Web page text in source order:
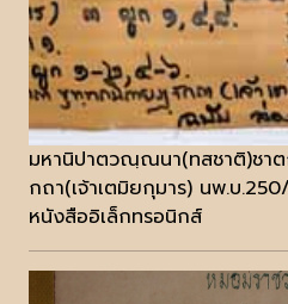
มหานิปาตวณฺณนา(ทสชาติ)ชา
กถา(เจ้าเตมิยกุมาร) นพ.บ
หนังสืออิเล็กทรอนิกส์